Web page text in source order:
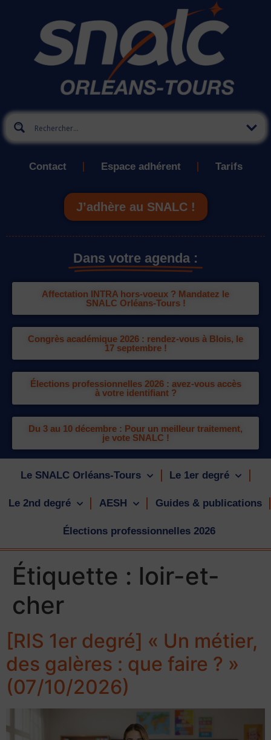
Contact Espace adhérent Tarifs
J’adhère au SNALC !
Dans votre agenda :
Affectation INTRA hors-voeux ? Mandatez le
SNALC Orléans-Tours !
Congrès académique 2026 : rendez-vous à Blois, le
17 septembre !
Élections professionnelles 2026 : avez-vous accès
à votre identifiant ?
Du 3 au 10 décembre : Pour un meilleur traitement,
je vote SNALC !
Le SNALC Orléans-Tours Le 1er degré
Le 2nd degré AESH Guides & publications
Élections professionnelles 2026
Étiquette : loir-et-
cher
[RIS 1er degré] « Un métier,
des galères : que faire ? »
(07/10/2026)